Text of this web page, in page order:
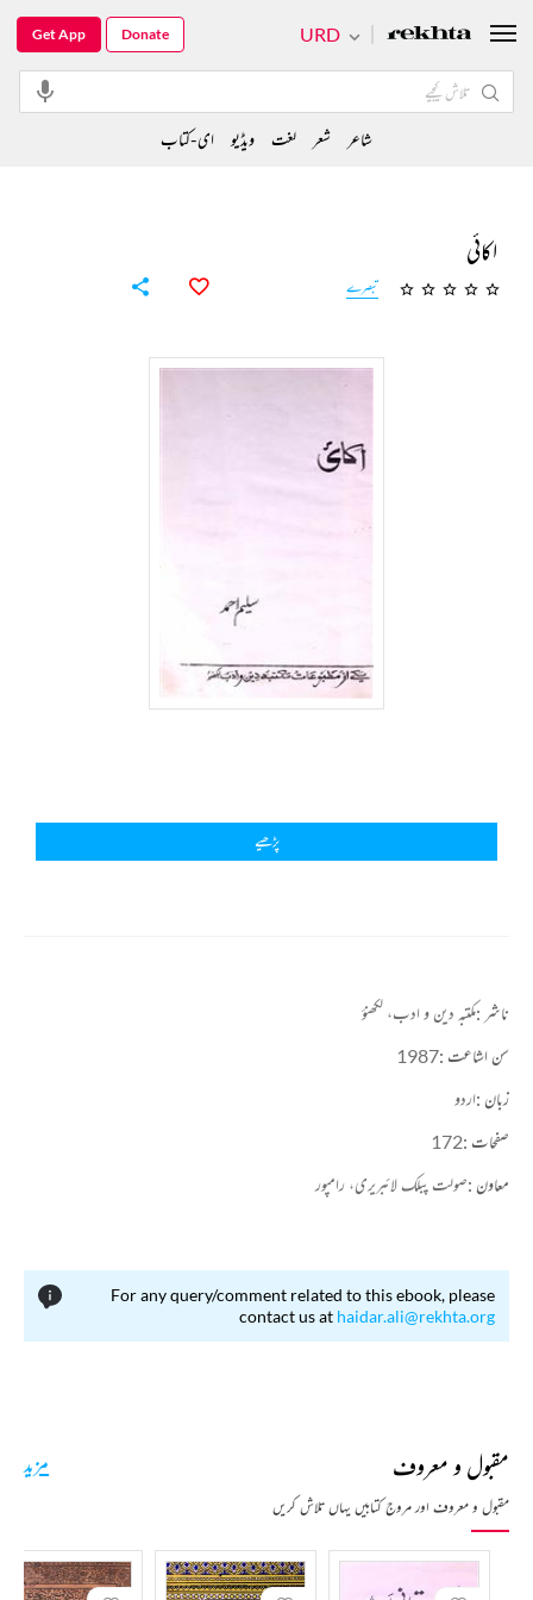
اکائی
تبصرے
پڑھیے
ناشر :مکتبہ دین و ادب، لکھنؤ
سن اشاعت :1987
زبان :اردو
صفحات :172
معاون :صولت پبلک لائبریری، رامپور
For any query/comment related to this ebook, please
contact us at haidar.ali@rekhta.org
مقبول و معروف
مقبول و معروف اور مروج کتابیں یہاں تلاش کریں
مزید
URD
Get App Donate
شاعر شعر لغت ویڈیو ای-کتاب